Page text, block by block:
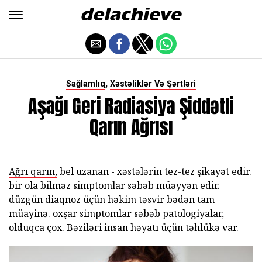
Sağlamlıq, Xəstəliklər Və Şərtləri
Aşağı Geri Radiasiya Şiddətli
Qarın Ağrısı
Ağrı qarın,bel uzanan - xəstələrin tez-tez şikayət edir.
bir ola bilməz simptomlar səbəb müəyyən edir.
düzgün diaqnoz üçün həkim təsvir bədən tam
müayinə. oxşar simptomlar səbəb patologiyalar,
olduqca çox. Bəziləri insan həyatı üçün təhlükə var.